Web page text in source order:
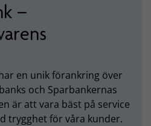
–
en unik förankring över
och Sparbankernas
är att vara bäst på service
trygghet för våra kunder.